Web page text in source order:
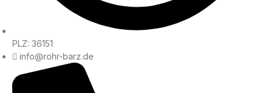
PLZ: 36151
info@rohr-barz.de